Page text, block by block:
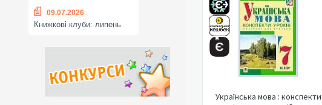
09.07.2026
Книжкові клуби: липень
Українська мова : конспекти